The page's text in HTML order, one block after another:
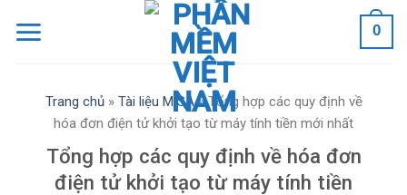
0
Trang chủ» Tài liệu MISA»Tổng hợp các quy định về
hóa đơn điện tử khởi tạo từ máy tính tiền mới nhất
Tổng hợp các quy định về hóa đơn
điện tử khởi tạo từ máy tính tiền